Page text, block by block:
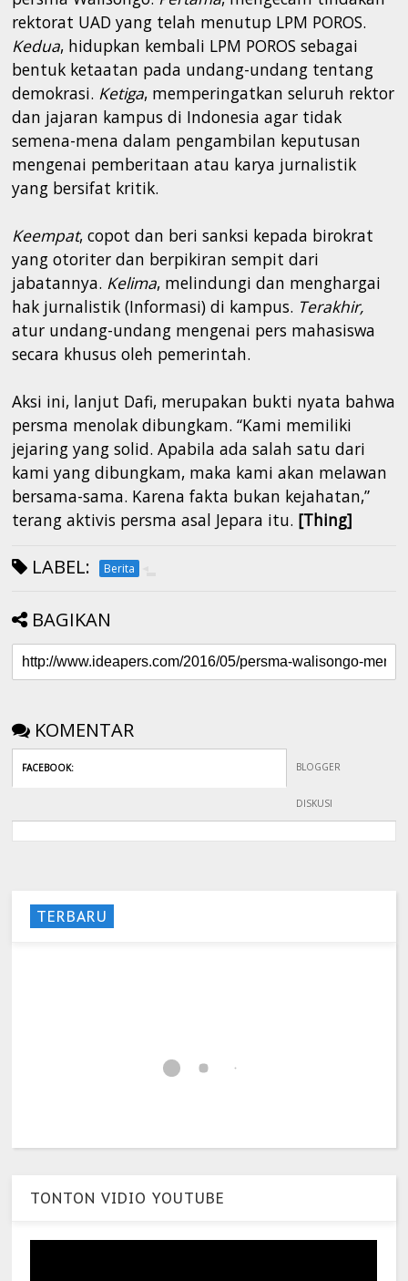
rektorat UAD yang telah menutup LPM POROS.
Kedua, hidupkan kembali LPM POROS sebagai
bentuk ketaatan pada undang-undang tentang
demokrasi. Ketiga, memperingatkan seluruh rektor
dan jajaran kampus di Indonesia agar tidak
semena-mena dalam pengambilan keputusan
mengenai pemberitaan atau karya jurnalistik
yang bersifat kritik.
Keempat, copot dan beri sanksi kepada birokrat
yang otoriter dan berpikiran sempit dari
jabatannya. Kelima, melindungi dan menghargai
hak jurnalistik (Informasi) di kampus. Terakhir,
atur undang-undang mengenai pers mahasiswa
secara khusus oleh pemerintah.
Aksi ini, lanjut Dafi, merupakan bukti nyata bahwa
persma menolak dibungkam. “Kami memiliki
jejaring yang solid. Apabila ada salah satu dari
kami yang dibungkam, maka kami akan melawan
bersama-sama. Karena fakta bukan kejahatan,”
terang aktivis persma asal Jepara itu. [Thing]
LABEL: Berita
BAGIKAN
KOMENTAR
FACEBOOK: BLOGGER
DISKUSI
TERBARU
TONTON VIDIO YOUTUBE